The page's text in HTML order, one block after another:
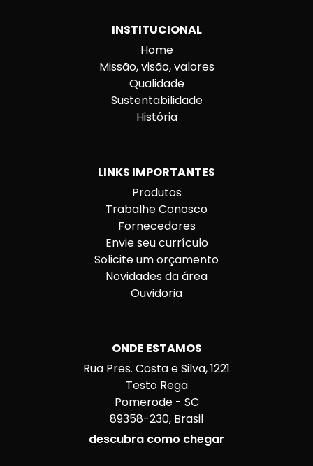
INSTITUCIONAL
Home
Missão, visão, valores
Qualidade
Sustentabilidade
História
LINKS IMPORTANTES
Produtos
Trabalhe Conosco
Fornecedores
Envie seu currículo
Solicite um orçamento
Novidades da área
Ouvidoria
ONDE ESTAMOS
Rua Pres. Costa e Silva, 1221
Testo Rega
Pomerode - SC
89358-230, Brasil
descubra como chegar